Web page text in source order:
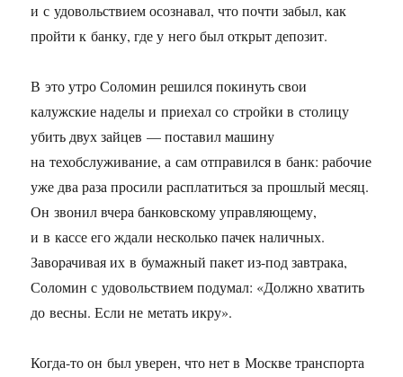
и с удовольствием осознавал, что почти забыл, как
пройти к банку, где у него был открыт депозит.
В это утро Соломин решился покинуть свои
калужские наделы и приехал со стройки в столицу
убить двух зайцев — поставил машину
на техобслуживание, а сам отправился в банк: рабочие
уже два раза просили расплатиться за прошлый месяц.
Он звонил вчера банковскому управляющему,
и в кассе его ждали несколько пачек наличных.
Заворачивая их в бумажный пакет из-под завтрака,
Соломин с удовольствием подумал: «Должно хватить
до весны. Если не метать икру».
Когда-то он был уверен, что нет в Москве транспорта